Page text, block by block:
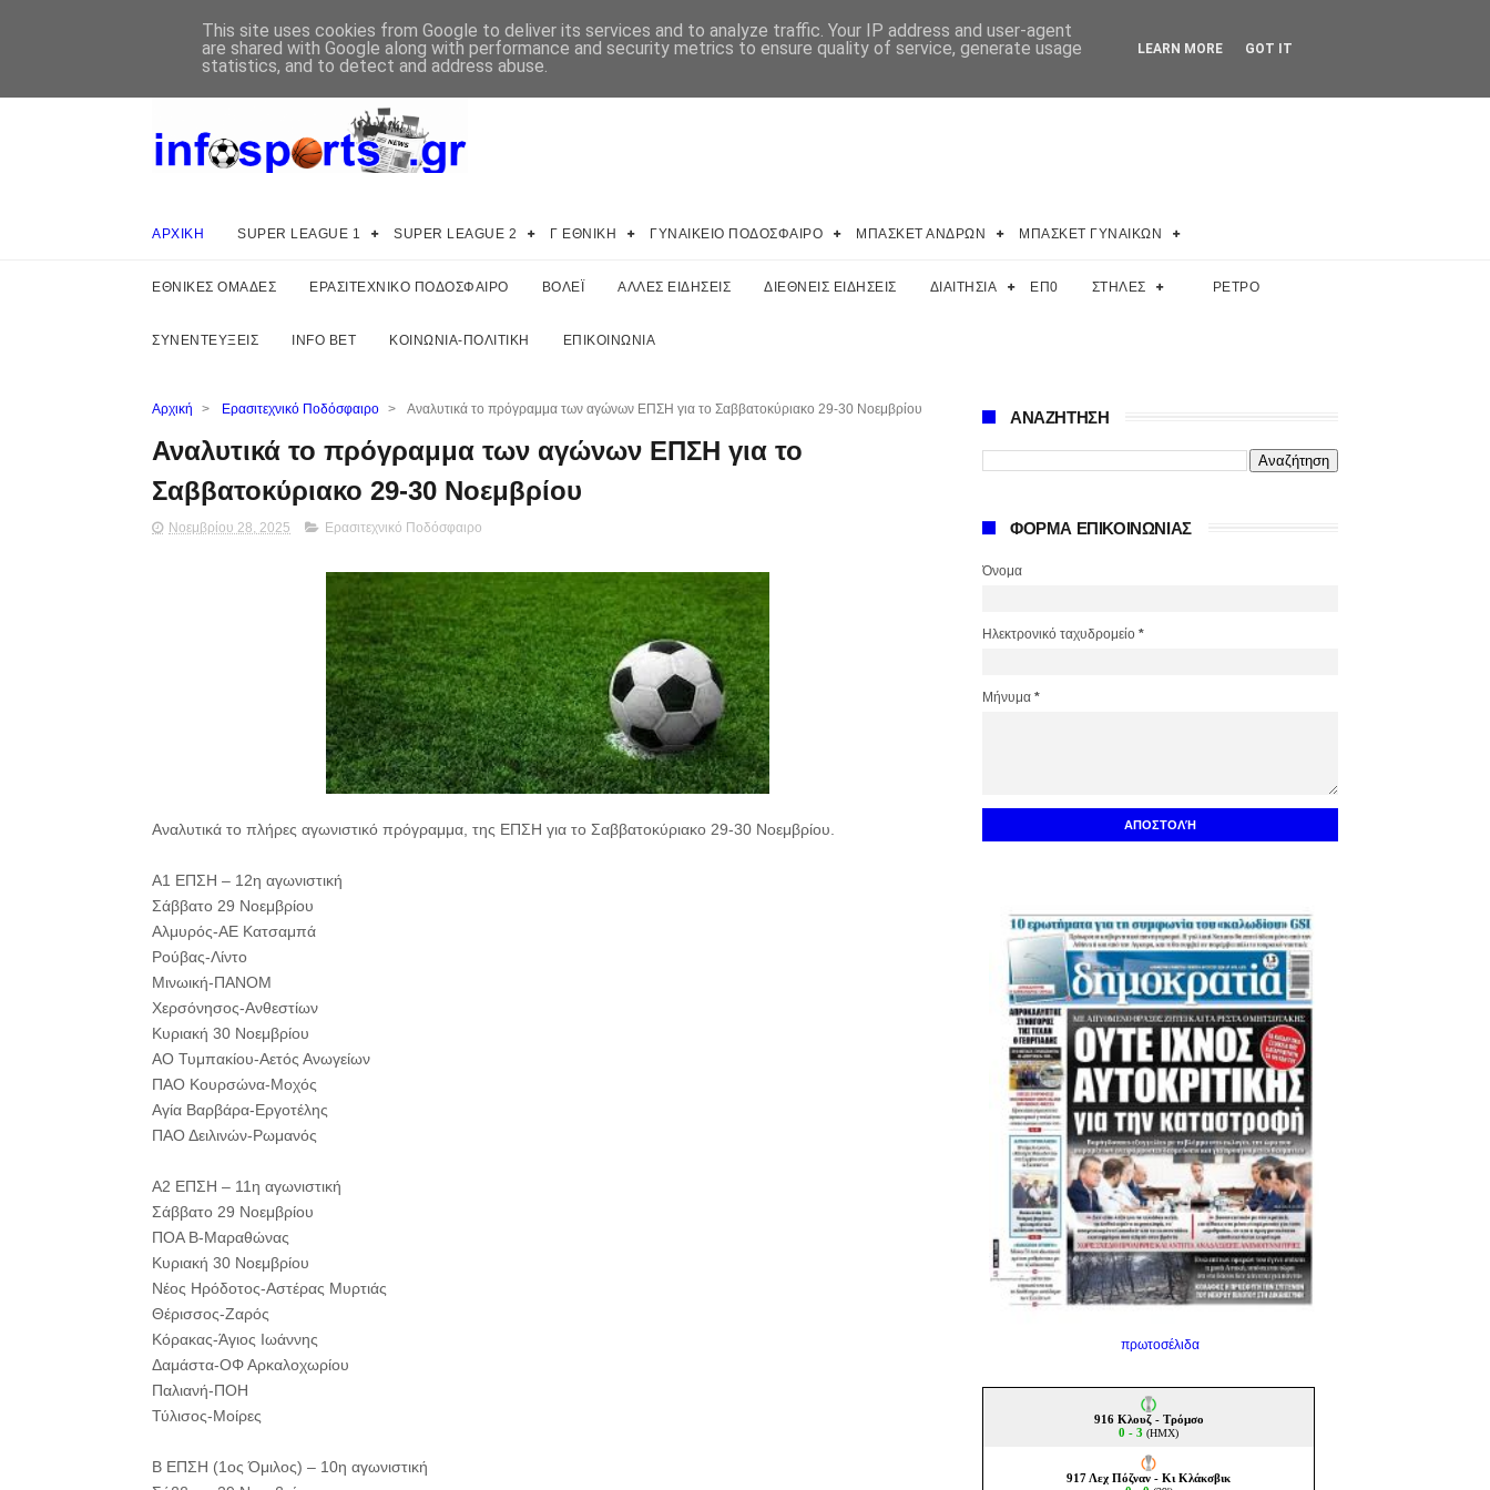
ΑΡΧΙΚΗ SUPER LEAGUE 1 SUPER LEAGUE 2 Γ ΕΘΝΙΚΗ ΓΥΝΑΙΚΕΙΟ ΠΟΔΟΣΦΑΙΡΟ ΜΠΑΣΚΕΤ ΑΝΔΡΩΝ ΜΠΑΣΚΕΤ ΓΥΝΑΙΚΩΝ
ΕΘΝΙΚΕΣ ΟΜΑΔΕΣ ΕΡΑΣΙΤΕΧΝΙΚΟ ΠΟΔΟΣΦΑΙΡΟ ΒΟΛΕΪ ΑΛΛΕΣ ΕΙΔΗΣΕΙΣ ΔΙΕΘΝΕΙΣ ΕΙΔΗΣΕΙΣ ΔΙΑΙΤΗΣΙΑ ΕΠ0 ΣΤΗΛΕΣ ΡΕΤΡΟ
ΣΥΝΕΝΤΕΥΞΕΙΣ INFO BET ΚΟΙΝΩΝΙΑ-ΠΟΛΙΤΙΚΗ ΕΠΙΚΟΙΝΩΝΙΑ
Αρχική > Ερασιτεχνικό Ποδόσφαιρο > Αναλυτικά το πρόγραμμα των αγώνων ΕΠΣΗ για το Σαββατοκύριακο 29-30 Νοεμβρίου
Αναλυτικά το πρόγραμμα των αγώνων ΕΠΣΗ για το
Σαββατοκύριακο 29-30 Νοεμβρίου
Νοεμβρίου 28, 2025 Ερασιτεχνικό Ποδόσφαιρο
Αναλυτικά το πλήρες αγωνιστικό πρόγραμμα, της ΕΠΣΗ για το Σαββατοκύριακο 29-30 Νοεμβρίου.
Α1 ΕΠΣΗ – 12η αγωνιστική
Σάββατο 29 Νοεμβρίου
Αλμυρός-ΑΕ Κατσαμπά
Ρούβας-Λίντο
Μινωική-ΠΑΝΟΜ
Χερσόνησος-Ανθεστίων
Κυριακή 30 Νοεμβρίου
ΑΟ Τυμπακίου-Αετός Ανωγείων
ΠΑΟ Κουρσώνα-Μοχός
Αγία Βαρβάρα-Εργοτέλης
ΠΑΟ Δειλινών-Ρωμανός
Α2 ΕΠΣΗ – 11η αγωνιστική
Σάββατο 29 Νοεμβρίου
ΠΟΑ Β-Μαραθώνας
Κυριακή 30 Νοεμβρίου
Νέος Ηρόδοτος-Αστέρας Μυρτιάς
Θέρισσος-Ζαρός
Κόρακας-Άγιος Ιωάννης
Δαμάστα-ΟΦ Αρκαλοχωρίου
Παλιανή-ΠΟΗ
Τύλισος-Μοίρες
Β ΕΠΣΗ (1ος Όμιλος) – 10η αγωνιστική
ΑΝΑΖΗΤΗΣΗ
ΦΟΡΜΑ ΕΠΙΚΟΙΝΩΝΙΑΣ
Όνομα
Ηλεκτρονικό ταχυδρομείο *
Μήνυμα *
πρωτοσέλιδα
This site uses cookies from Google to deliver its services and to analyze traffic. Your IP address and user-agent
are shared with Google along with performance and security metrics to ensure quality of service, generate usage
statistics, and to detect and address abuse.
LEARN MORE GOT IT